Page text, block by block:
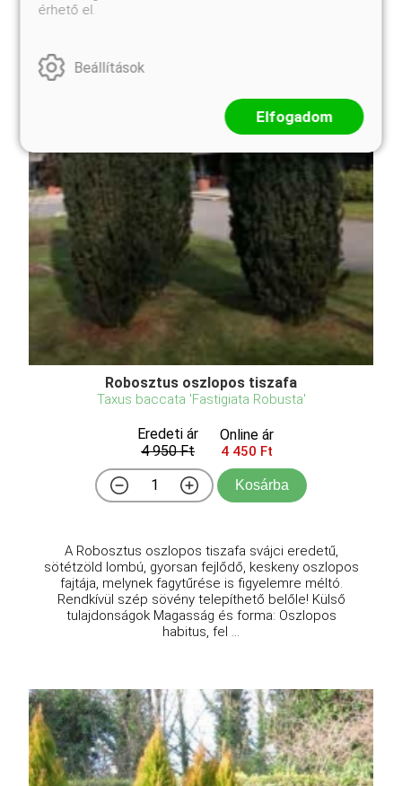
Robosztus oszlopos tiszafa
Taxus baccata 'Fastigiata Robusta'
Eredeti ár
4 950 Ft
Online ár
4 450 Ft
Kosárba
A Robosztus oszlopos tiszafa svájci eredetű,
sötétzöld lombú, gyorsan fejlődő, keskeny oszlopos
fajtája, melynek fagytűrése is figyelemre méltó.
Rendkívül szép sövény telepíthető belőle! Külső
tulajdonságok Magasság és forma: Oszlopos
habitus, fel ...
érhető el.
Beállítások
Elfogadom